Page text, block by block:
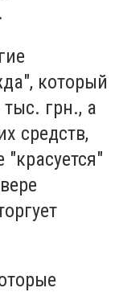
который
грн., а
средств,